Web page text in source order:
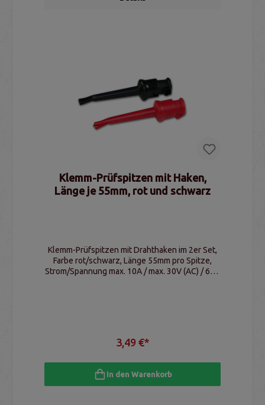
Klemm-Prüfspitzen mit Haken,
Länge je 55mm, rot und schwarz
Klemm-Prüfspitzen mit Drahthaken im 2er Set,
Farbe rot/schwarz, Länge 55mm pro Spitze,
Strom/Spannung max. 10A / max. 30V (AC) / 60V
3,49 €*
In den Warenkorb